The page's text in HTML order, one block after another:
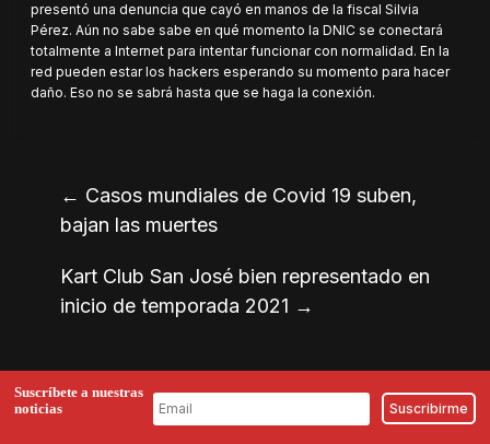
presentó una denuncia que cayó en manos de la fiscal Silvia
Pérez. Aún no sabe sabe en qué momento la DNIC se conectará
totalmente a Internet para intentar funcionar con normalidad. En la
red pueden estar los hackers esperando su momento para hacer
daño. Eso no se sabrá hasta que se haga la conexión.
← Casos mundiales de Covid 19 suben,
bajan las muertes
Kart Club San José bien representado en
inicio de temporada 2021 →
Suscríbete a nuestras
noticias